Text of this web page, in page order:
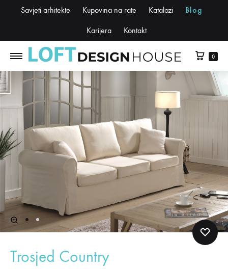
Savjeti arhitekte Kupovina na rate Katalozi Blog
Karijera Kontakt
0
Trosjed Country